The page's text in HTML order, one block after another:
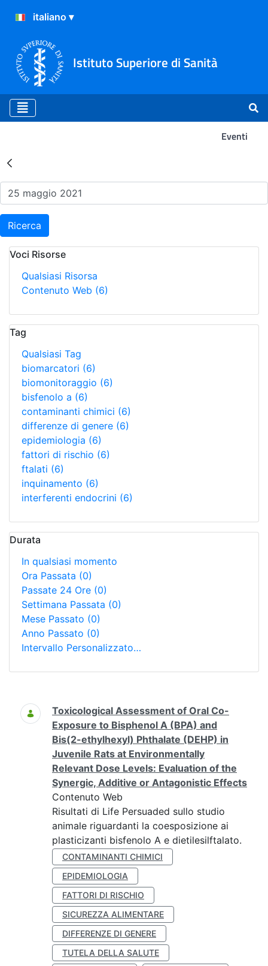
Istituto Superiore di Sanità
Eventi
Risultati della Ricerca -
Ricerca
Voci Risorse
Qualsiasi Risorsa
Contenuto Web (6)
Tag
Qualsiasi Tag
biomarcatori (6)
biomonitoraggio (6)
bisfenolo a (6)
contaminanti chimici (6)
differenze di genere (6)
epidemiologia (6)
fattori di rischio (6)
ftalati (6)
inquinamento (6)
interferenti endocrini (6)
Durata
In qualsiasi momento
Ora Passata (0)
Passate 24 Ore (0)
Settimana Passata (0)
Mese Passato (0)
Anno Passato (0)
Intervallo Personalizzato…
Ricerca
Toxicological Assessment of Oral Co-
Exposure to Bisphenol A (BPA) and
Bis(2-ethylhexyl) Phthalate (DEHP) in
Juvenile Rats at Environmentally
Relevant Dose Levels: Evaluation of the
Synergic, Additive or Antagonistic Effects
Contenuto Web
Risultati di Life Persuaded sullo studio
animale riguardanti la coesposizione ai
plasticizanti bisfenolo A e dietilesilftalato.
CONTAMINANTI CHIMICI
EPIDEMIOLOGIA
FATTORI DI RISCHIO
SICUREZZA ALIMENTARE
DIFFERENZE DI GENERE
TUTELA DELLA SALUTE